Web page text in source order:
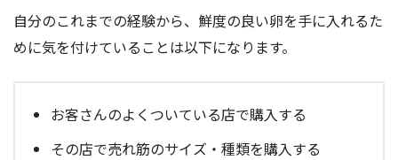
自分のこれまでの経験から、鮮度の良い卵を手に入れるた
めに気を付けていることは以下になります。
お客さんのよくついている店で購入する
その店で売れ筋のサイズ・種類を購入する